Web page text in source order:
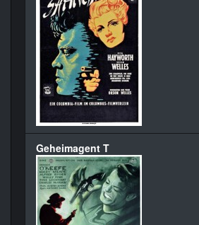
Geheimagent T